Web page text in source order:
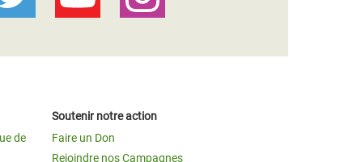
de
Soutenir notre action
Faire un Don
Rejoindre nos Campagnes